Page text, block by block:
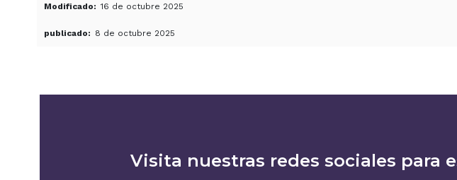
Modificado 16 de octubre 2025
publicado 8 de octubre 2025
Visita nuestras redes sociales para